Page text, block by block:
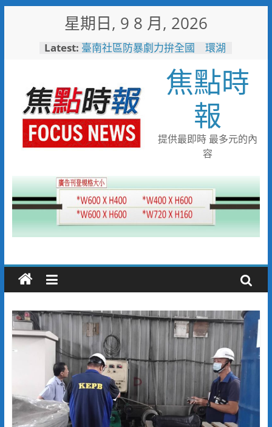
星期日, 9 8 月, 2026
Latest: 臺南社區防暴劇力拚全國 環湖
搭台灣好行低碳暢玩小琉球！大
鵬灣管理處推出暑假好康
高雄4,599件作品傳遞拒毒信
念 「2026港都反毒盃」用畫
筆打造兒童防毒力
498位大專青年返鄉 彰化暑期
工讀營隊結業
彰化縣運會6項10人破大會紀錄
焦點時
報
提供最即時 最多元的內
容